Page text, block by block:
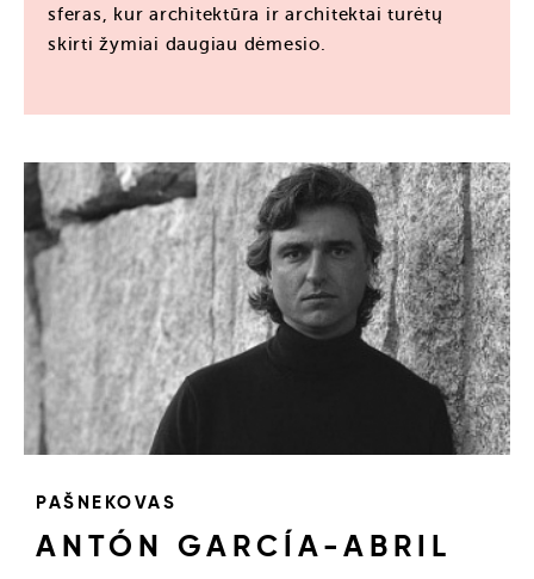
sferas, kur architektūra ir architektai turėtų
skirti žymiai daugiau dėmesio.
PAŠNEKOVAS
ANTÓN GARCÍA-ABRIL